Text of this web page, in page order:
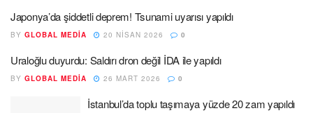
Japonya’da şiddetli deprem! Tsunami uyarısı yapıldı
BY GLOBAL MEDIA 20 NISAN 2026 0
Uraloğlu duyurdu: Saldırı dron değil İDA ile yapıldı
BY GLOBAL MEDIA 26 MART 2026 0
İstanbul’da toplu taşımaya yüzde 20 zam yapıldı